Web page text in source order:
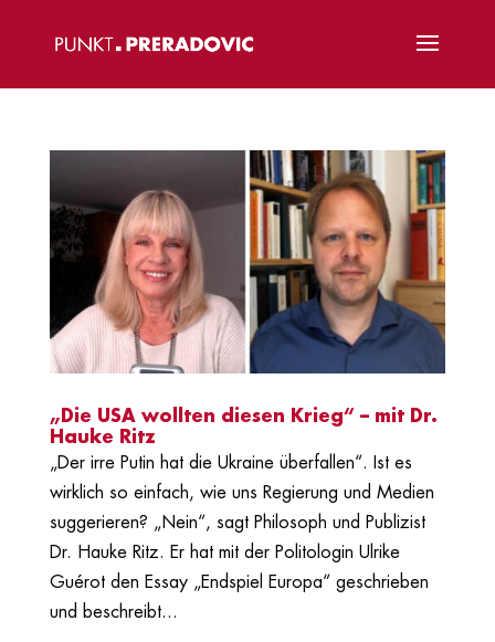
„Die USA wollten diesen Krieg“ – mit Dr.
Hauke Ritz
„Der irre Putin hat die Ukraine überfallen“. Ist es
wirklich so einfach, wie uns Regierung und Medien
suggerieren? „Nein“, sagt Philosoph und Publizist
Dr. Hauke Ritz. Er hat mit der Politologin Ulrike
Guérot den Essay „Endspiel Europa“ geschrieben
und beschreibt...